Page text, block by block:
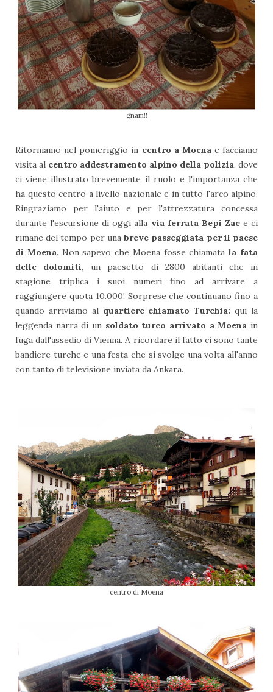
gnam!!
Ritorniamo nel pomeriggio in centro a Moena e facciamo
visita al centro addestramento alpino della polizia, dove
ci viene illustrato brevemente il ruolo e l'importanza che
ha questo centro a livello nazionale e in tutto l'arco alpino.
Ringraziamo per l'aiuto e per l'attrezzatura concessa
durante l'escursione di oggi alla via ferrata Bepi Zace ci
rimane del tempo per unabreve passeggiata per il paese
di Moena. Non sapevo che Moena fosse chiamata la fata
delle dolomiti, un paesetto di 2800 abitanti che in
stagione triplica i suoi numeri fino ad arrivare a
raggiungere quota 10.000! Sorprese che continuano fino a
quando arriviamo al quartiere chiamato Turchia:qui la
leggenda narra di un soldato turco arrivato a Moenain
fuga dall'assedio di Vienna. A ricordare il fatto ci sono tante
bandiere turche e una festa che si svolge una volta all'anno
con tanto di televisione inviata da Ankara.
centro di Moena